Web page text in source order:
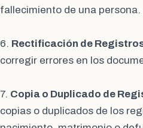
fallecimiento de una persona.
6. Rectificación de
corregir errores en los
7. Copia o Duplicado de
copias o duplicados de los